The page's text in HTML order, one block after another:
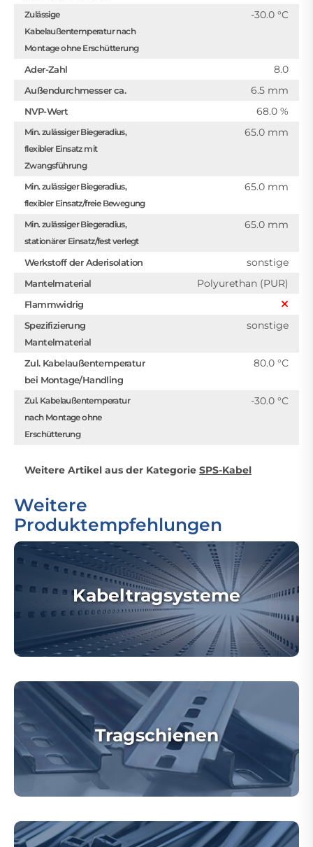
Zulässige
Kabelaußentemperatur nach
Montage ohne Erschütterung
-30.0 °C
Ader-Zahl 8.0
Außendurchmesser ca. 6.5 mm
NVP-Wert 68.0 %
Min. zulässiger Biegeradius,
flexibler Einsatz mit
Zwangsführung
65.0 mm
Min. zulässiger Biegeradius,
flexibler Einsatz/freie Bewegung
65.0 mm
Min. zulässiger Biegeradius,
stationärer Einsatz/fest verlegt
65.0 mm
Werkstoff der Aderisolation sonstige
Mantelmaterial Polyurethan (PUR)
Flammwidrig
Spezifizierung
Mantelmaterial
sonstige
Zul. Kabelaußentemperatur
bei Montage/Handling
80.0 °C
Zul. Kabelaußentemperatur
nach Montage ohne
Erschütterung
-30.0 °C
Weitere Artikel aus der Kategorie SPS-Kabel
Weitere
Produktempfehlungen
Kabeltragsysteme
Tragschienen